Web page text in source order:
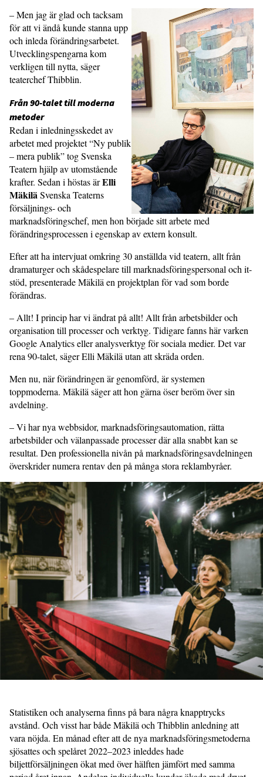
– Men jag är glad och tacksam
för att vi ändå kunde stanna upp
och inleda förändringsarbetet.
Utvecklingspengarna kom
verkligen till nytta, säger
teaterchef Thibblin.
Från 90-talet till moderna
metoder
Redan i inledningsskedet av
arbetet med projektet “Ny publik
– mera publik” tog Svenska
Teatern hjälp av utomstående
krafter. Sedan i höstas ärElli
MäkiläSvenska Teaterns
försäljnings- och
marknadsföringschef, men hon började sitt arbete med
förändringsprocessen i egenskap av extern konsult.
Efter att ha intervjuat omkring 30 anställda vid teatern, allt från
dramaturger och skådespelare till marknadsföringspersonal och it-
stöd, presenterade Mäkilä en projektplan för vad som borde
förändras.
– Allt! I princip har vi ändrat på allt! Allt från arbetsbilder och
organisation till processer och verktyg. Tidigare fanns här varken
Google Analytics eller analysverktyg för sociala medier. Det var
rena 90-talet, säger Elli Mäkilä utan att skräda orden.
Men nu, när förändringen är genomförd, är systemen
toppmoderna. Mäkilä säger att hon gärna öser beröm över sin
avdelning.
– Vi har nya webbsidor, marknadsföringsautomation, rätta
arbetsbilder och välanpassade processer där alla snabbt kan se
resultat. Den professionella nivån på marknadsföringsavdelningen
överskrider numera rentav den på många stora reklambyråer.
Statistiken och analyserna finns på bara några knapptrycks
avstånd. Och visst har både Mäkilä och Thibblin anledning att
vara nöjda. En månad efter att de nya marknadsföringsmetoderna
sjösattes och spelåret 2022–2023 inleddes hade
biljettförsäljningen ökat med över hälften jämfört med samma